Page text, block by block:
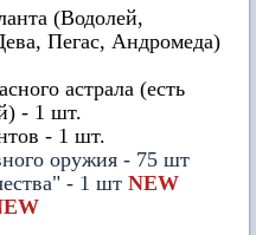
(Водолей,
Пегас, Андромеда)
астрала (есть
- 1 шт.
- 1 шт.
оружия - 75 шт
- 1 шт NEW